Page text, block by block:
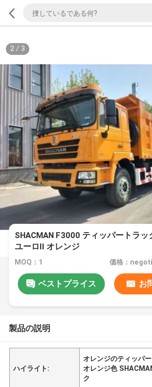
2/ 3
SHACMAN F3000 ティッパートラ
ユーロII オレンジ
MOQ：1 価格：
ベストプライス お
製品の説明
ハイライト:
オレンジのティッパ
オレンジ色
ク